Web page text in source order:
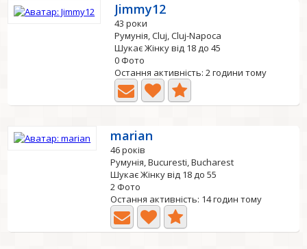
Jimmy12
43 роки
Румунія, Cluj, Cluj-Napoca
Шукає Жінку від 18 до 45
0 Фото
Остання активність: 2 години тому
marian
46 років
Румунія, Bucuresti, Bucharest
Шукає Жінку від 18 до 55
2 Фото
Остання активність: 14 годин тому